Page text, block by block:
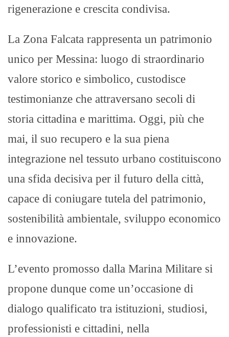
rigenerazione e crescita condivisa.
La Zona Falcata rappresenta un patrimonio
unico per Messina: luogo di straordinario
valore storico e simbolico, custodisce
testimonianze che attraversano secoli di
storia cittadina e marittima. Oggi, più che
mai, il suo recupero e la sua piena
integrazione nel tessuto urbano costituiscono
una sfida decisiva per il futuro della città,
capace di coniugare tutela del patrimonio,
sostenibilità ambientale, sviluppo economico
e innovazione.
L’evento promosso dalla Marina Militare si
propone dunque come un’occasione di
dialogo qualificato tra istituzioni, studiosi,
professionisti e cittadini, nella